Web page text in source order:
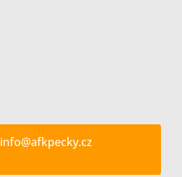
info@afkpecky.cz